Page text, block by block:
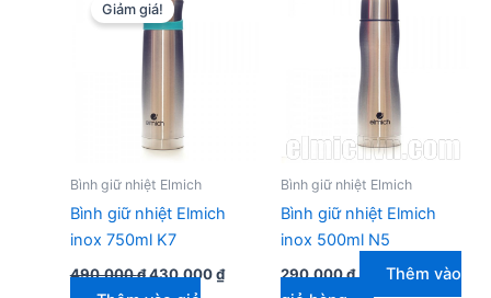
Giảm giá!
Bình giữ nhiệt Elmich
Bình giữ nhiệt Elmich
inox 750ml K7
490.000₫ Giá
430.000₫Giá
hiện
Bình giữ nhiệt Elmich
Bình giữ nhiệt Elmich
inox 500ml N5
290.000₫
Thêm vào